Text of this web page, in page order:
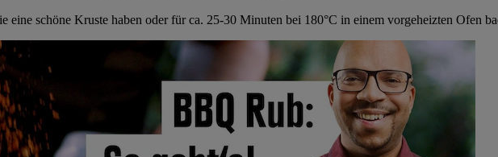
eine schöne Kruste haben oder für ca. 25-30 Minuten bei 180°C in einem vorgeheizten Ofen